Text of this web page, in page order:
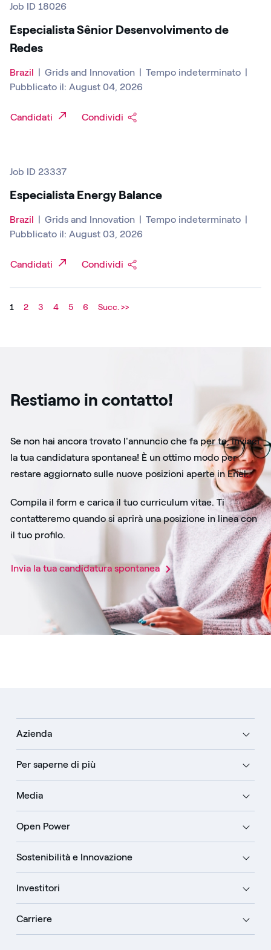
Job ID 18026
Especialista Sênior Desenvolvimento de
Redes
Brazil Grids and Innovation Tempo indeterminato
Pubblicato il: August 04, 2026
Candidati Condividi
Job ID 23337
Especialista Energy Balance
Brazil Grids and Innovation Tempo indeterminato
Pubblicato il: August 03, 2026
Candidati Condividi
1 2 3 4 5 6 Succ. >>
Restiamo in contatto!
Se non hai ancora trovato l'annuncio che fa per te, inviaci
la tua candidatura spontanea! È un ottimo modo per
restare aggiornato sulle nuove posizioni aperte in Enel.
Compila il form e carica il tuo curriculum vitae. Ti
contatteremo quando si aprirà una posizione in linea con
il tuo profilo.
Invia la tua candidatura spontanea​
Azienda
Per saperne di più
Media
Open Power
Sostenibilità e Innovazione
Investitori
Carriere